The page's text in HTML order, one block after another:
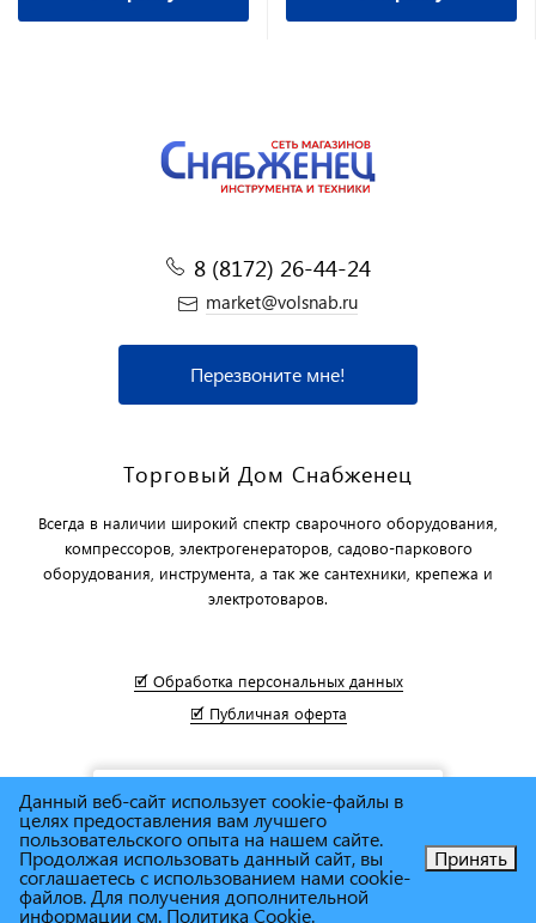
8 (8172) 26-44-24
market@volsnab.ru
Перезвоните мне!
Торговый Дом Снабженец
Всегда в наличии широкий спектр сварочного оборудования,
компрессоров, электрогенераторов, садово-паркового
оборудования, инструмента, а так же сантехники, крепежа и
электротоваров.
🗹 Обработка персональных данных
🗹 Публичная оферта
Позвоните нам!
Данный веб-сайт использует cookie-файлы в
целях предоставления вам лучшего
пользовательского опыта на нашем сайте.
Продолжая использовать данный сайт, вы
соглашаетесь с использованием нами cookie-
файлов. Для получения дополнительной
информации см.Политика Cookie.
Принять